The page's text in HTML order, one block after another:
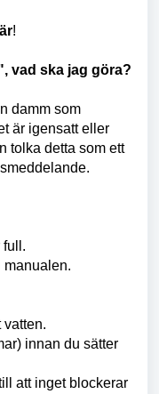
!
vad ska jag göra?
damm som
är igensatt eller
tolka detta som ett
full.
manualen.
vatten.
innan du sätter
att inget blockerar